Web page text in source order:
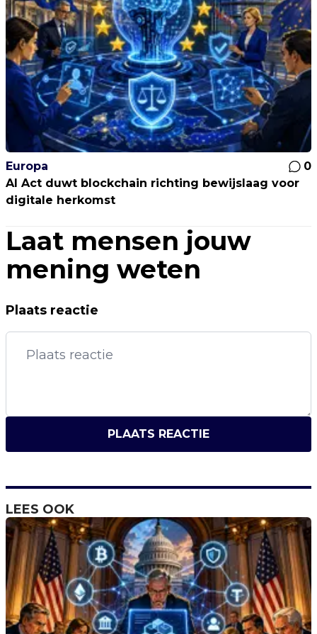
Europa
0
AI Act duwt blockchain richting bewijslaag voor
digitale herkomst
Laat mensen jouw
mening weten
Plaats reactie
PLAATS REACTIE
LEES OOK